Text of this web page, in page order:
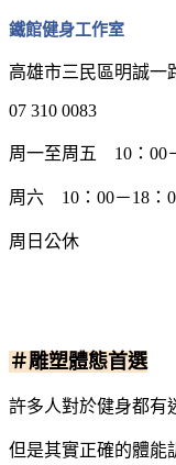
鐵館健身工作室
高雄市三民區明誠一
07 310 0083
周一至周五 10：00
周六 10：00－18：
周日公休
＃雕塑體態首選
許多人對於健身都有
但是其實正確的體能